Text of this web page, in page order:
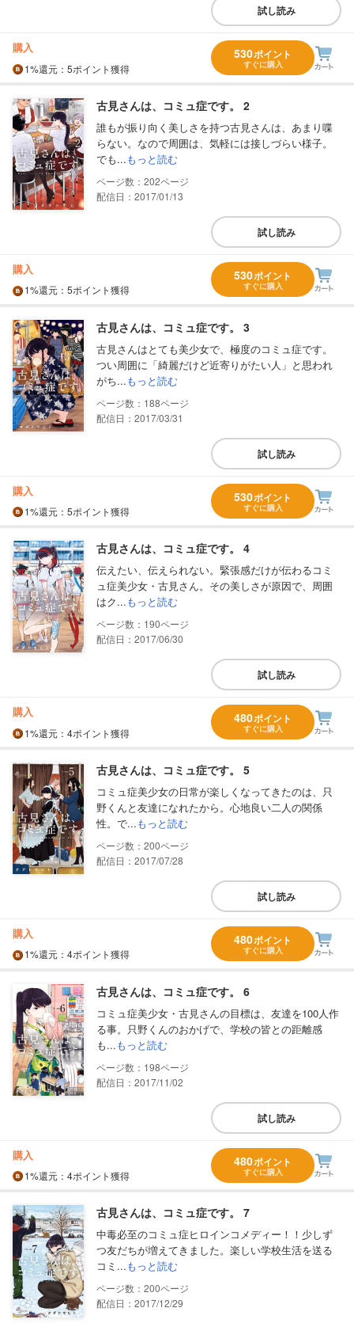
試し読み
購入
1%還元 ：5ポイント獲得
530ポイント
すぐに購入
古見さんは、コミュ症です。 2
誰もが振り向く美しさを持つ古見さんは、あまり喋
らない。なので周囲は、気軽には接しづらい様子。
でも...もっと読む
202
配信日：2017/01/13
試し読み
購入
1%還元 ：5ポイント獲得
530ポイント
すぐに購入
古見さんは、コミュ症です。 3
古見さんはとても美少女で、極度のコミュ症です。
つい周囲に「綺麗だけど近寄りがたい人」と思われ
がち...もっと読む
188
配信日：2017/03/31
試し読み
購入
1%還元 ：5ポイント獲得
530ポイント
すぐに購入
古見さんは、コミュ症です。 4
伝えたい、伝えられない。緊張感だけが伝わるコミ
ュ症美少女・古見さん。その美しさが原因で、周囲
はク...もっと読む
190
配信日：2017/06/30
試し読み
購入
1%還元 ：4ポイント獲得
480ポイント
すぐに購入
古見さんは、コミュ症です。 5
コミュ症美少女の日常が楽しくなってきたのは、只
野くんと友達になれたから。心地良い二人の関係
性。で...もっと読む
200
配信日：2017/07/28
試し読み
購入
1%還元 ：4ポイント獲得
480ポイント
すぐに購入
古見さんは、コミュ症です。 6
コミュ症美少女・古見さんの目標は、友達を100人作
る事。只野くんのおかげで、学校の皆との距離感
も...もっと読む
198
配信日：2017/11/02
試し読み
購入
1%還元 ：4ポイント獲得
480ポイント
すぐに購入
古見さんは、コミュ症です。 7
中毒必至のコミュ症ヒロインコメディー！！少しず
つ友だちが増えてきました。楽しい学校生活を送る
コミ...もっと読む
200
配信日：2017/12/29